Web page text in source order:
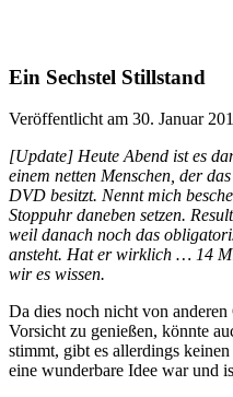
Ein Sechstel Stillstand
Veröffentlicht am 30. Januar
[Update] Heute Abend ist es
einem netten Menschen, der
DVD besitzt. Nennt mich
Stoppuhr daneben setzen.
weil danach noch das
ansteht. Hat er wirklich … 14
wir es wissen.
Da dies noch nicht von
Vorsicht zu genießen, könnte
stimmt, gibt es allerdings
eine wunderbare Idee war und